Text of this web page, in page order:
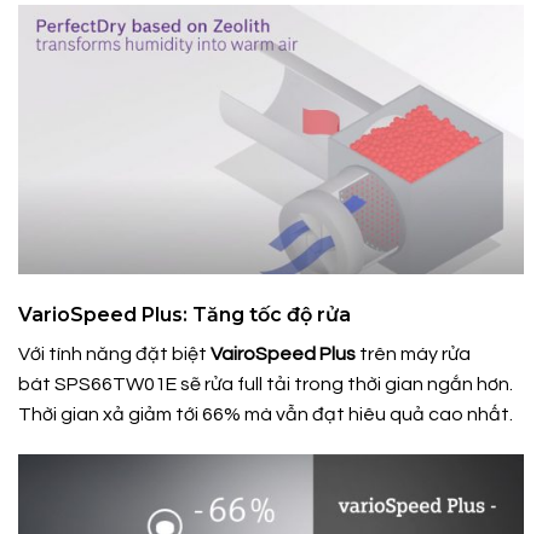
VarioSpeed Plus: Tăng tốc độ rửa
Với tính năng đặt biệt VairoSpeed Plus trên máy rửa
bát SPS66TW01E sẽ rửa full tải trong thời gian ngắn hơn.
Thời gian xả giảm tới 66% mà vẫn đạt hiêu quả cao nhất.